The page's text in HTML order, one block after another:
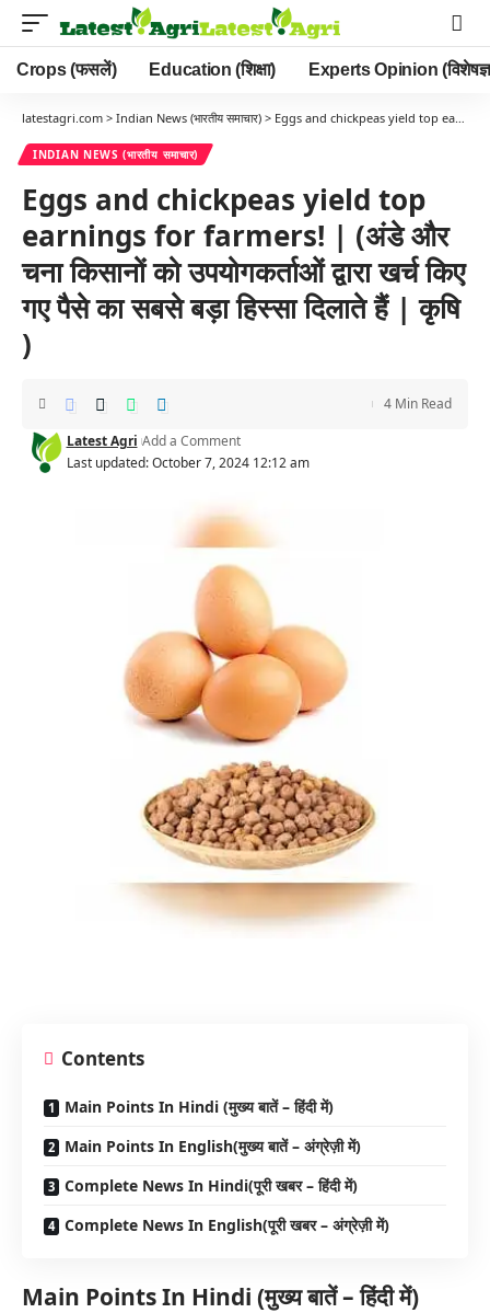
Crops (फसलें) Education (शिक्षा) Experts Opinion (विशेषज्ञ
latestagri.com > Indian News (भारतीय समाचार) > Eggs and chickpeas yield top earnings for farmers! | (अंडे और चना किसानों को उपयोगकर्ताओं द्वारा खर्च किए गए पैसे का सबसे बड़ा हिस्सा दिलाते हैं | कृषि )
INDIAN NEWS (भारतीय समाचार)
Eggs and chickpeas yield top
earnings for farmers! | (अंडे और
चना किसानों को उपयोगकर्ताओं द्वारा खर्च किए
गए पैसे का सबसे बड़ा हिस्सा दिलाते हैं | कृषि
)
Last updated: October 7, 2024 12:12 am
Latest Agri Add a Comment
4 Min Read
Contents
Main Points In Hindi (मुख्य बातें – हिंदी में)
Main Points In English(मुख्य बातें – अंग्रेज़ी में)
Complete News In Hindi(पूरी खबर – हिंदी में)
Complete News In English(पूरी खबर – अंग्रेज़ी में)
Main Points In Hindi (मुख्य बातें – हिंदी में)